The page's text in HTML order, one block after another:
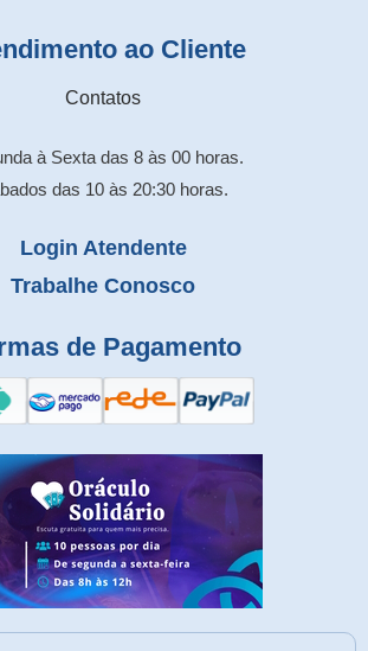
ao Cliente
Contatos
à Sexta das 8 às 00 horas.
das 10 às 20:30 horas.
Login Atendente
Trabalhe Conosco
de Pagamento